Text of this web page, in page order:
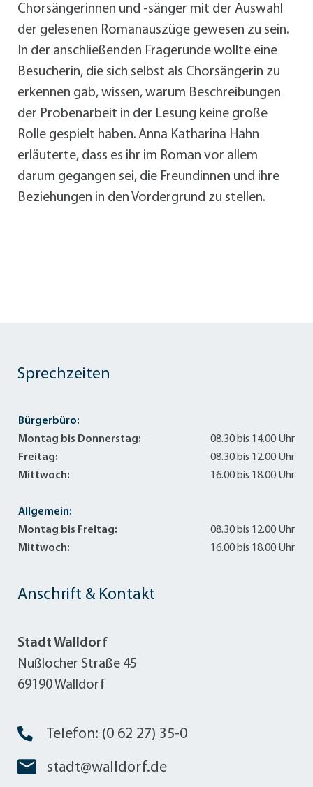
Chorsängerinnen und -sänger mit der Auswahl
der gelesenen Romanauszüge gewesen zu sein.
In der anschließenden Fragerunde wollte eine
Besucherin, die sich selbst als Chorsängerin zu
erkennen gab, wissen, warum Beschreibungen
der Probenarbeit in der Lesung keine große
Rolle gespielt haben. Anna Katharina Hahn
erläuterte, dass es ihr im Roman vor allem
darum gegangen sei, die Freundinnen und ihre
Beziehungen in den Vordergrund zu stellen.
Anschrift & Kontakt
Stadt Walldorf
Nußlocher Straße 45
69190 Walldorf
Telefon: (0 62 27) 35-0
stadt@walldorf.de
Sprechzeiten
Bürgerbüro:
Montag bis Donnerstag:
08.30 bis 14.00 Uhr
Freitag:
08.30 bis 12.00 Uhr
Mittwoch:
16.00 bis 18.00 Uhr
Allgemein:
Montag bis Freitag:
08.30 bis 12.00 Uhr
Mittwoch:
16.00 bis 18.00 Uhr